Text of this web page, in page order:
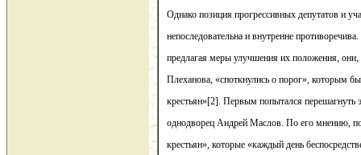
Однако позиция прогрессивных депутатов и
непоследовательна и внутренне
предлагая меры улучшения их положения,
Плеханова, «споткнулись о порог», которым
крестьян»[2]. Первым попытался перешагнуть
однодворец Андрей Маслов. По его мнению,
крестьян», которые «каждый день